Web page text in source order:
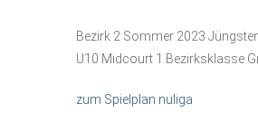
Bezirk 2 Sommer 2023
U10 Midcourt 1.Bezirksklasse
zum Spielplan nuliga